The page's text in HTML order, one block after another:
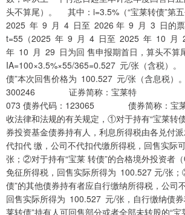
头不算尾）。 其中：i=3.5%（“宝莱转债”第
2025 年 9 月 4 日至 2026 年 9 月 3 日的
t=55（2025 年 9 月 4 日至 2025 年 10 月
年 10 月 29 日为回 售申报期首日，算头不算
IA=100×3.5%×55/365=0.527 元/张（含税）
债”本次回售价格为 100.527 元/张（含息税）
300246 证券简称：宝莱特 公告
073 债券代码：123065 债券简称：宝
收法律和法规的有关规定，①对于持有“宝莱转
券投资基金债券持有人，利息所得税由各兑付
代扣代 缴，公司不代扣代缴所得税，回售实际
张；②对于持有“宝莱 转债”的合格境外投资者
免征所得税，回售实际所得为 100.527 元/张
债”的其他债券持有者应自行缴纳所得税，公司
回售实际所得为 100.527 元/张，自行缴纳债
莱转债”持有人可回售部分或者全部未转股的“宝